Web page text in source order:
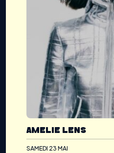
AMELIE LENS
SAMEDI 23 MAI